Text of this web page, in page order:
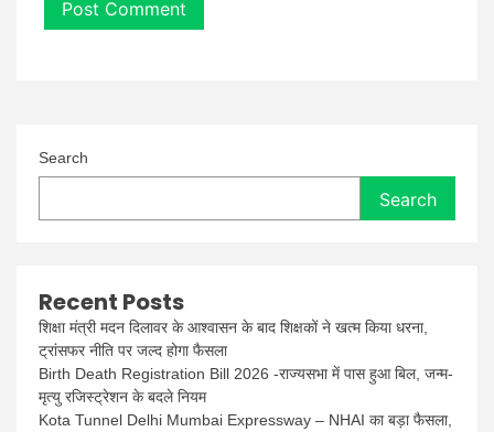
Search
Search
Recent Posts
शिक्षा मंत्री मदन दिलावर के आश्वासन के बाद शिक्षकों ने खत्म किया धरना,
ट्रांसफर नीति पर जल्द होगा फैसला
Birth Death Registration Bill 2026 -राज्यसभा में पास हुआ बिल, जन्म-
मृत्यु रजिस्ट्रेशन के बदले नियम
Kota Tunnel Delhi Mumbai Expressway – NHAI का बड़ा फैसला,